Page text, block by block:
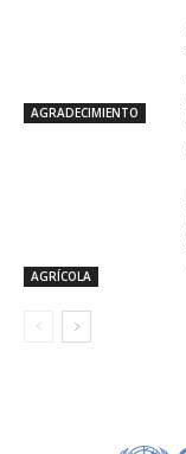
AGRADECIMIENTO
AGRÍCOLA